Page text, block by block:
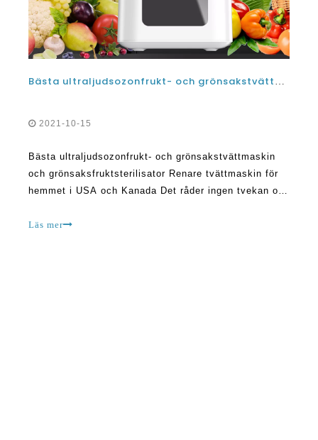
Bästa ultraljudsozonfrukt- och grönsakstvättmaskin och grönsaksfruktsterilisator Renare tvättmaskin för hemmet i USA och Kanada
2021-10-15
Bästa ultraljudsozonfrukt- och grönsakstvättmaskin
och grönsaksfruktsterilisator Renare tvättmaskin för
hemmet i USA och Kanada Det råder ingen tvekan om
och uppfunnits för att hjälpa människor att leva
Läs mer